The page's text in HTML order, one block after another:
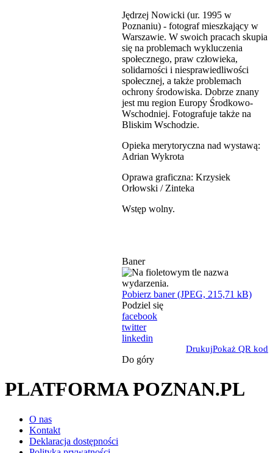
Jędrzej Nowicki (ur. 1995 w
Poznaniu) - fotograf mieszkający w
Warszawie. W swoich pracach skupia
się na problemach wykluczenia
społecznego, praw człowieka,
solidarności i niesprawiedliwości
społecznej, a także problemach
ochrony środowiska. Dobrze znany
jest mu region Europy Środkowo-
Wschodniej. Fotografuje także na
Bliskim Wschodzie.
Opieka merytoryczna nad wystawą:
Adrian Wykrota
Oprawa graficzna: Krzysiek
Orłowski / Zinteka
Wstęp wolny.
Baner
Pobierz baner (JPEG, 215,71 kB)
Podziel się
facebook
twitter
linkedin
DrukujPokaż QR kod
Do góry
PLATFORMA POZNAN.PL
O nas
Kontakt
Deklaracja dostępności